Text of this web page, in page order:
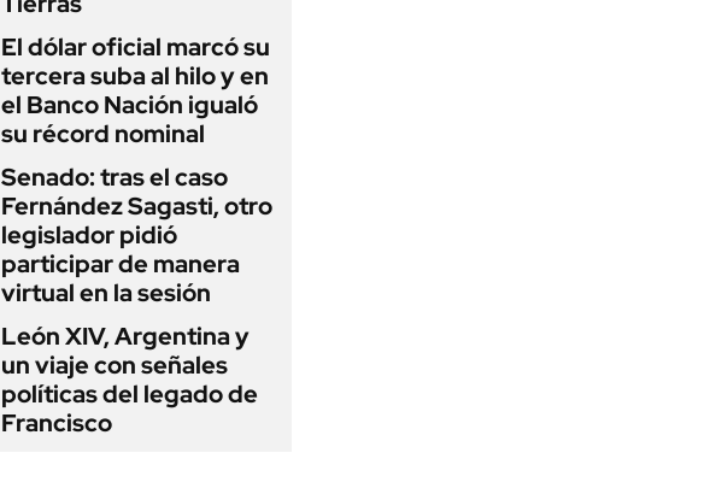
El dólar oficial marcó su
tercera suba al hilo y en
el Banco Nación igualó
su récord nominal
Senado: tras el caso
Fernández Sagasti, otro
legislador pidió
participar de manera
virtual en la sesión
León XIV, Argentina y
un viaje con señales
políticas del legado de
Francisco